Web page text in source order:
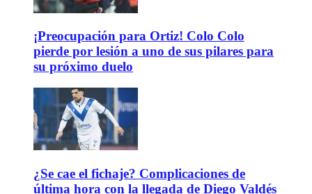
¡Preocupación para Ortiz! Colo Colo
pierde por lesión a uno de sus pilares para
su próximo duelo
¿Se cae el fichaje? Complicaciones de
última hora con la llegada de Diego Valdés